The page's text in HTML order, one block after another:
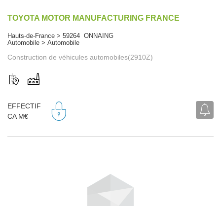
TOYOTA MOTOR MANUFACTURING FRANCE
Hauts-de-France > 59264 ONNAING
Automobile > Automobile
Construction de véhicules automobiles(2910Z)
EFFECTIF
CA M€